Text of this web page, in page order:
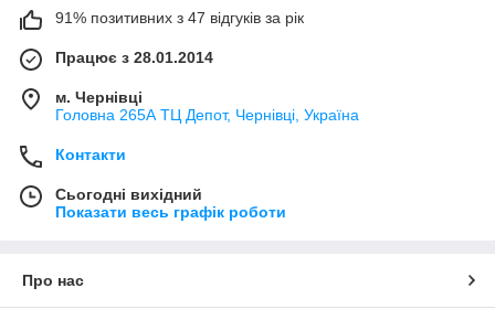
91% позитивних з 47 відгуків за рік
Працює з 28.01.2014
м. Чернівці
Головна 265А ТЦ Депот, Чернівці, Україна
Контакти
Сьогодні вихідний
Показати весь графік роботи
Про нас